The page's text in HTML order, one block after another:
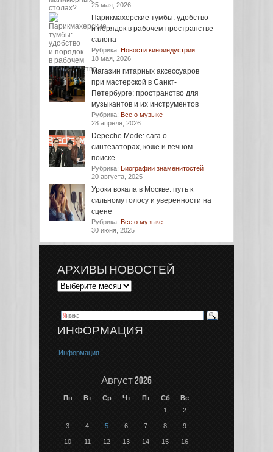
25 мая, 2026
Парикмахерские тумбы: удобство
и порядок в рабочем пространстве
салона
Рубрика: Новости киноиндустрии
18 мая, 2026
Магазин гитарных аксессуаров
при мастерской в Санкт-
Петербурге: пространство для
музыкантов и их инструментов
Рубрика: Все о музыке
28 апреля, 2026
Depeche Mode: сага о
синтезаторах, коже и вечном
поиске
Рубрика: Биографии знаменитостей
20 августа, 2025
Уроки вокала в Москве: путь к
сильному голосу и уверенности на
сцене
Рубрика: Все о музыке
30 июня, 2025
АРХИВЫ НОВОСТЕЙ
ИНФОРМАЦИЯ
Информация
Август 2026
Пн Вт Ср Чт Пт Сб
Вс
1
2
3 4 5 6 7 8 9
10 11 12 13 14 15 16